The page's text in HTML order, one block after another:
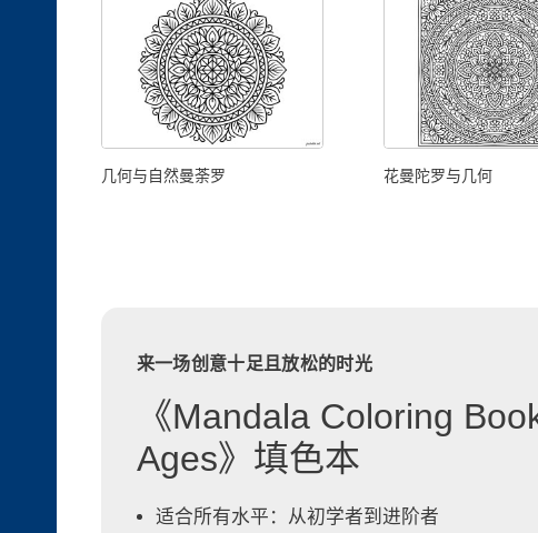
几何与自然曼荼罗 花曼陀罗与几何
来一场创意十足且放松的时光
《Mandala Coloring
Ages》填色本
适合所有水平：从初学者到进阶者